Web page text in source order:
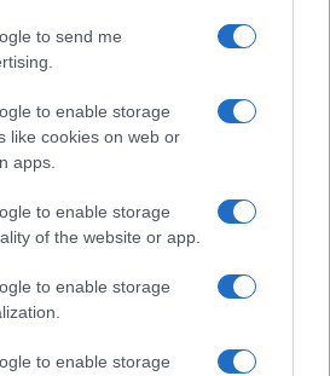
to send me
to enable storage
like cookies on web or
apps.
to enable storage
of the website or app.
to enable storage
to enable storage
2026: cosa vedere nei musei e